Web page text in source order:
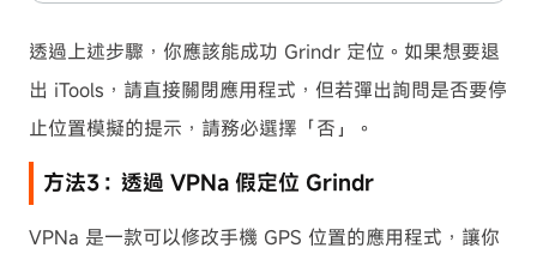
透過上述步驟，你應該能成功 Grindr 定位。如果想要退
出 iTools，請直接關閉應用程式，但若彈出詢問是否要停
止位置模擬的提示，請務必選擇「否」。
方法3：透過 VPNa 假定位 Grindr
VPNa 是一款可以修改手機 GPS 位置的應用程式，讓你